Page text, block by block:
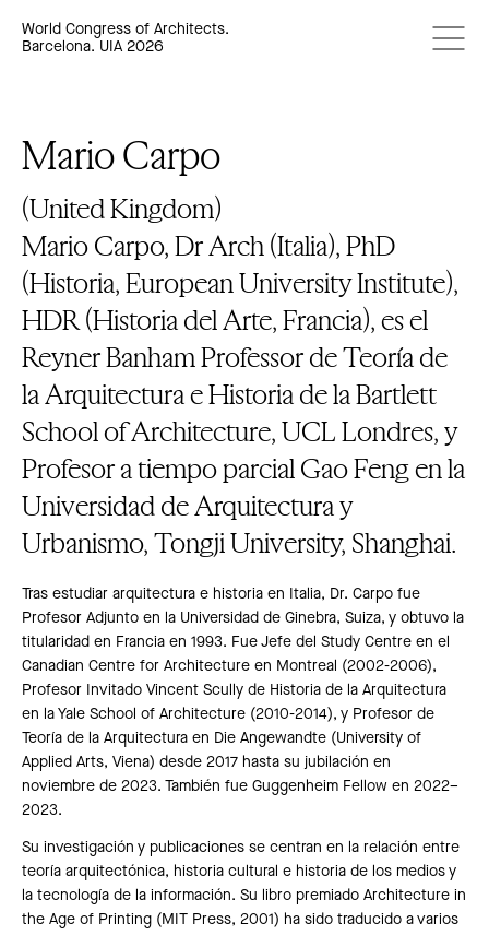
World Congress of Architects.
Barcelona. UIA 2026
Mario Carpo
(United Kingdom)
Mario Carpo, Dr Arch (Italia), PhD
(Historia, European University Institute),
HDR (Historia del Arte, Francia), es el
Reyner Banham Professor de Teoría de
la Arquitectura e Historia de la Bartlett
School of Architecture, UCL Londres, y
Profesor a tiempo parcial Gao Feng en la
Universidad de Arquitectura y
Urbanismo, Tongji University, Shanghai.
Tras estudiar arquitectura e historia en Italia, Dr. Carpo fue
Profesor Adjunto en la Universidad de Ginebra, Suiza, y obtuvo la
titularidad en Francia en 1993. Fue Jefe del Study Centre en el
Canadian Centre for Architecture en Montreal (2002-2006),
Profesor Invitado Vincent Scully de Historia de la Arquitectura
en la Yale School of Architecture (2010-2014), y Profesor de
Teoría de la Arquitectura en Die Angewandte (University of
Applied Arts, Viena) desde 2017 hasta su jubilación en
noviembre de 2023. También fue Guggenheim Fellow en 2022–
2023.
Su investigación y publicaciones se centran en la relación entre
teoría arquitectónica, historia cultural e historia de los medios y
la tecnología de la información. Su libro premiado Architecture in
the Age of Printing (MIT Press, 2001) ha sido traducido a varios